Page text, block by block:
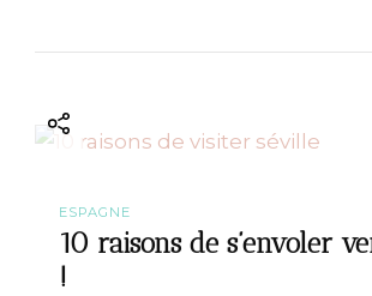
ESPAGNE
10 raisons de s’envoler
!